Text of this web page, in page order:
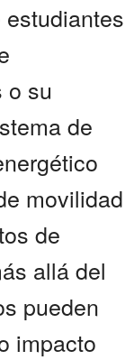
o su
de
movilidad
de
allá del
pueden
impacto